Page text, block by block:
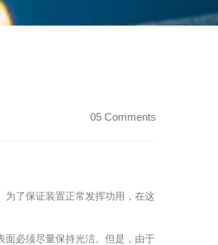
05 Comments
为了保证装置正常发挥功用，在这
面必须尽量保持光洁。但是，由于